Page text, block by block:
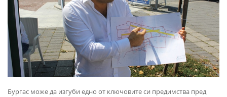
Бургас може да изгуби едно от ключовите си предимства пред